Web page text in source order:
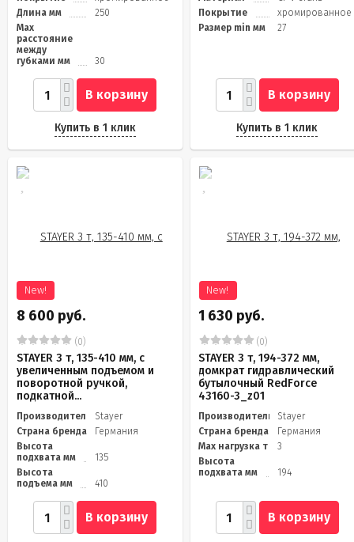
Длина мм
250
Max
расстояние
между
губками мм
30
В корзину
Купить в 1 клик
Покрытие
хромированное
Размер min мм
27
В корзину
Купить в 1 клик
8 600 руб.
New!
(0)
STAYER 3 т, 135-410 мм, с
увеличенным подъемом и
поворотной ручкой,
подкатной...
Производитель
Stayer
Страна бренда
Германия
Высота
подхвата мм
135
Высота
подъема мм
410
В корзину
1 630 руб.
New!
(0)
STAYER 3 т, 194-372 мм,
домкрат гидравлический
бутылочный RedForce
43160-3_z01
Производитель
Stayer
Страна бренда
Германия
Max нагрузка т
3
Высота
подхвата мм
194
В корзину